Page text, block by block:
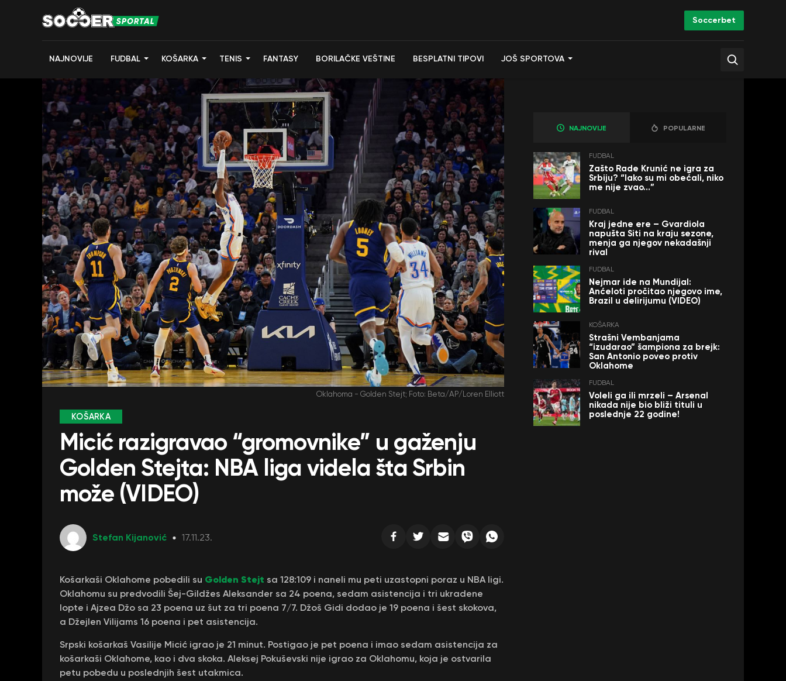
Soccerbet
NAJNOVIJE FUDBAL KOŠARKA TENIS FANTASY BORILAČKE VEŠTINE BESPLATNI TIPOVI JOŠ SPORTOVA
Oklahoma - Golden Stejt; Foto: Beta/AP/Loren Elliott
KOŠARKA
Micić razigravao “gromovnike” u gaženju
Golden Stejta: NBA liga videla šta Srbin
može (VIDEO)
Stefan Kijanović 17.11.23.
Košarkaši Oklahome pobedili su Golden Stejt sa 128:109 i naneli mu peti uzastopni poraz u NBA ligi.
Oklahomu su predvodili Šej-Gildžes Aleksander sa 24 poena, sedam asistencija i tri ukradene
lopte i Ajzea Džo sa 23 poena uz šut za tri poena 7/7. Džoš Gidi dodao je 19 poena i šest skokova,
a Džejlen Vilijams 16 poena i pet asistencija.
Srpski košarkaš Vasilije Micić igrao je 21 minut. Postigao je pet poena i imao sedam asistencija za
košarkaši Oklahome, kao i dva skoka. Aleksej Pokuševski nije igrao za Oklahomu, koja je ostvarila
petu pobedu u poslednjih šest utakmica.
NAJNOVIJE POPULARNE
FUDBAL
Zašto Rade Krunić ne igra za
Srbiju? “Iako su mi obećali, niko
me nije zvao…”
FUDBAL
Kraj jedne ere – Gvardiola
napušta Siti na kraju sezone,
menja ga njegov nekadašnji
rival
FUDBAL
Nejmar ide na Mundijal:
Anćeloti pročitao njegovo ime,
Brazil u delirijumu (VIDEO)
KOŠARKA
Strašni Vembanjama
“izudarao” šampiona za brejk:
San Antonio poveo protiv
Oklahome
FUDBAL
Voleli ga ili mrzeli – Arsenal
nikada nije bio bliži tituli u
poslednje 22 godine!